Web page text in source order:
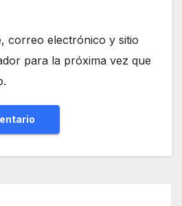
correo electrónico y sitio
para la próxima vez que